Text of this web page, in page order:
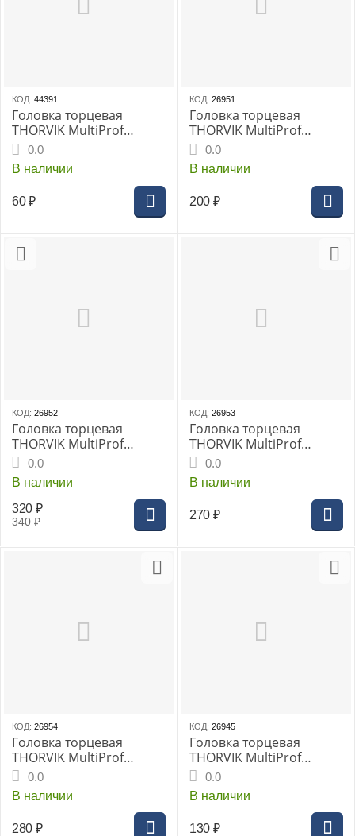
КОД: 44391
Головка торцевая
THORVIK MultiProf
1/4"DR, 9 мм, (MP01409)
0.0
В наличии
60 ₽
КОД: 26951
Головка торцевая
THORVIK MultiProf
глубокая 1/2"DR 14 мм,
(MP11214)
0.0
В наличии
200 ₽
КОД: 26952
Головка торцевая
THORVIK MultiProf
глубокая 1/2"DR 15 мм,
(MP11215)
0.0
В наличии
340 ₽
320 ₽
КОД: 26953
Головка торцевая
THORVIK MultiProf
глубокая 1/2"DR 17 мм,
(MP11217)
0.0
В наличии
270 ₽
КОД: 26954
Головка торцевая
THORVIK MultiProf
глубокая 1/2"DR 19 мм,
(MP11219)
0.0
В наличии
280 ₽
КОД: 26945
Головка торцевая
THORVIK MultiProf
глубокая 1/4"DR 10 мм,
(MP11410)
0.0
В наличии
130 ₽